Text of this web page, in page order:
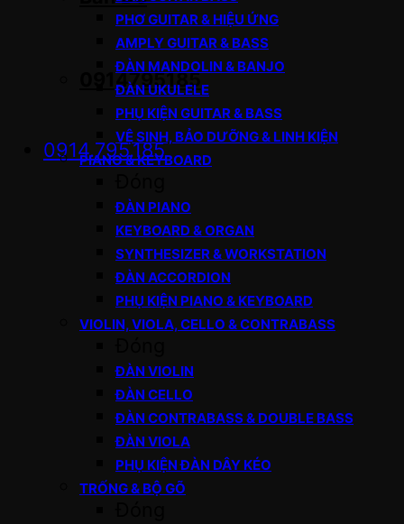
0914795185
0914.795.185
PHƠ GUITAR & HIỆU ỨNG
AMPLY GUITAR & BASS
ĐÀN MANDOLIN & BANJO
ĐÀN UKULELE
PHỤ KIỆN GUITAR & BASS
VỆ SINH, BẢO DƯỠNG & LINH KIỆN
PIANO & KEYBOARD
ĐÀN PIANO
KEYBOARD & ORGAN
SYNTHESIZER & WORKSTATION
ĐÀN ACCORDION
PHỤ KIỆN PIANO & KEYBOARD
VIOLIN, VIOLA, CELLO & CONTRABASS
ĐÀN VIOLIN
ĐÀN CELLO
ĐÀN CONTRABASS & DOUBLE BASS
ĐÀN VIOLA
PHỤ KIỆN ĐÀN DÂY KÉO
TRỐNG & BỘ GÕ